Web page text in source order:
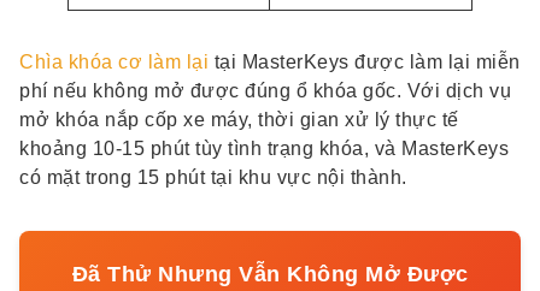
Chìa khóa cơ làm lại tại MasterKeys được làm lại miễn
phí nếu không mở được đúng ổ khóa gốc. Với dịch vụ
mở khóa nắp cốp xe máy, thời gian xử lý thực tế
khoảng 10-15 phút tùy tình trạng khóa, và MasterKeys
có mặt trong 15 phút tại khu vực nội thành.
Đã Thử Nhưng Vẫn Không Mở Được